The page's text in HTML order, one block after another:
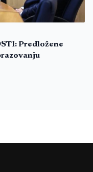
Predložene